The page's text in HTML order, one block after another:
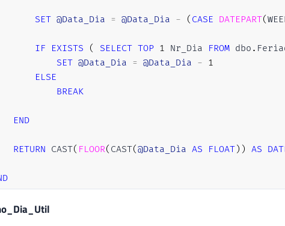
SET @Data_Dia = @Data_Dia - ( CASE DATEPART(
IF EXISTS ( SELECT TOP 1 Nr_Dia FROM dbo .
SET @Data_Dia = @Data_Dia - 1
ELSE
BREAK
END
RETURN CAST( FLOOR( CAST(@Data_Dia AS FLOAT) ) AS